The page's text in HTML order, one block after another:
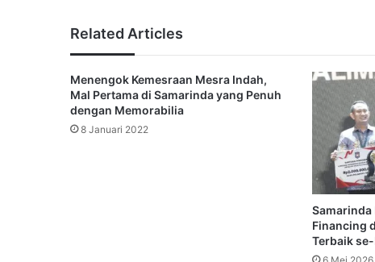
Related Articles
Menengok Kemesraan Mesra Indah,
Mal Pertama di Samarinda yang Penuh
dengan Memorabilia
8 Januari 2022
Samarinda
Financing
Terbaik